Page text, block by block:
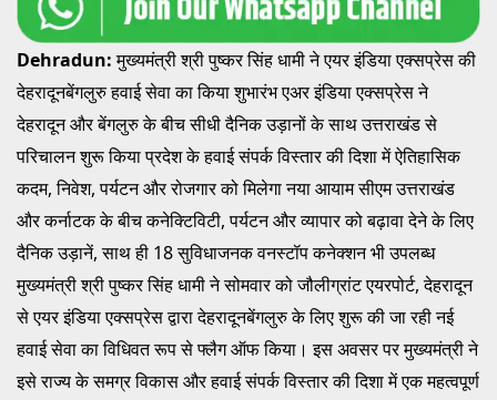
Dehradun:मुख्यमंत्री श्री पुष्कर सिंह धामी ने एयर इंडिया एक्सप्रेस की
देहरादूनबेंगलुरु हवाई सेवा का किया शुभारंभ एअर इंडिया एक्सप्रेस ने
देहरादून और बेंगलुरु के बीच सीधी दैनिक उड़ानों के साथ उत्तराखंड से
परिचालन शुरू किया प्रदेश के हवाई संपर्क विस्तार की दिशा में ऐतिहासिक
कदम, निवेश, पर्यटन और रोजगार को मिलेगा नया आयाम सीएम उत्तराखंड
और कर्नाटक के बीच कनेक्टिविटी, पर्यटन और व्यापार को बढ़ावा देने के लिए
दैनिक उड़ानें, साथ ही 18 सुविधाजनक वनस्टॉप कनेक्शन भी उपलब्ध
मुख्यमंत्री श्री पुष्कर सिंह धामी ने सोमवार को जौलीग्रांट एयरपोर्ट, देहरादून
से एयर इंडिया एक्सप्रेस द्वारा देहरादूनबेंगलुरु के लिए शुरू की जा रही नई
हवाई सेवा का विधिवत रूप से फ्लैग ऑफ किया। इस अवसर पर मुख्यमंत्री ने
इसे राज्य के समग्र विकास और हवाई संपर्क विस्तार की दिशा में एक महत्वपूर्ण